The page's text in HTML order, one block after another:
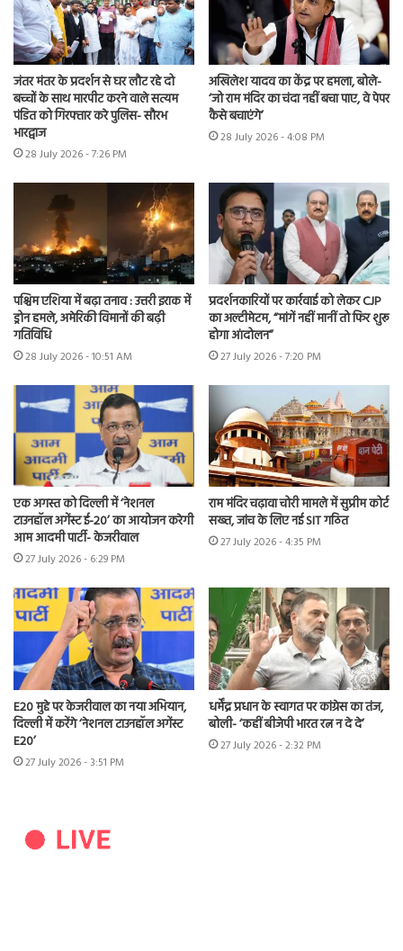
जंतर मंतर के प्रदर्शन से घर लौट रहे दो
बच्चों के साथ मारपीट करने वाले सत्यम
पंडित को गिरफ्तार करे पुलिस- सौरभ
भारद्वाज
28 July 2026 - 7:26 PM
अखिलेश यादव का केंद्र पर हमला, बोले-
‘जो राम मंदिर का चंदा नहीं बचा पाए, वे पेपर
कैसे बचाएंगे’
28 July 2026 - 4:08 PM
पश्चिम एशिया में बढ़ा तनाव : उत्तरी इराक में
ड्रोन हमले, अमेरिकी विमानों की बढ़ी
गतिविधि
28 July 2026 - 10:51 AM
प्रदर्शनकारियों पर कार्रवाई को लेकर CJP
का अल्टीमेटम, “मांगें नहीं मानीं तो फिर शुरू
होगा आंदोलन”
27 July 2026 - 7:20 PM
एक अगस्त को दिल्ली में ‘नेशनल
टाउनहॉल अगेंस्ट ई-20’ का आयोजन करेगी
आम आदमी पार्टी- केजरीवाल
27 July 2026 - 6:29 PM
राम मंदिर चढ़ावा चोरी मामले में सुप्रीम कोर्ट
सख्त, जांच के लिए नई SIT गठित
27 July 2026 - 4:35 PM
E20 मुद्दे पर केजरीवाल का नया अभियान,
दिल्ली में करेंगे ‘नेशनल टाउनहॉल अगेंस्ट
E20’
27 July 2026 - 3:51 PM
धर्मेंद्र प्रधान के स्वागत पर कांग्रेस का तंज,
बोली- ‘कहीं बीजेपी भारत रत्न न दे दे’
27 July 2026 - 2:32 PM